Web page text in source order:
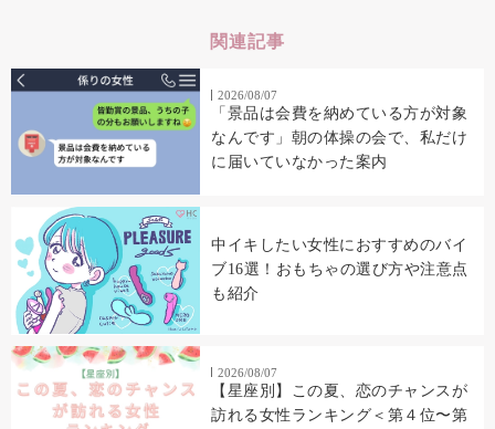
関連記事
2026/08/07
「景品は会費を納めている方が対象
なんです」朝の体操の会で、私だけ
に届いていなかった案内
中イキしたい女性におすすめのバイ
ブ16選！おもちゃの選び方や注意点
も紹介
2026/08/07
【星座別】この夏、恋のチャンスが
訪れる女性ランキング＜第４位〜第